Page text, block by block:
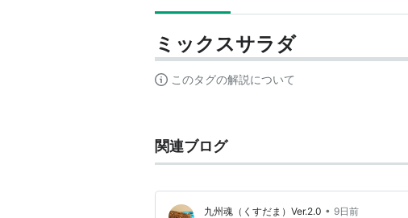
ミックスサラダ
このタグの解説について
関連ブログ
九州魂（くすだま）Ver.2.0 • 9日前